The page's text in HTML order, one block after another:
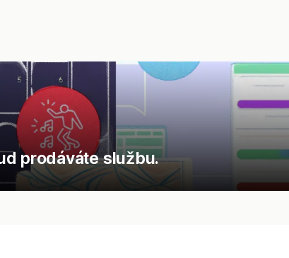
prodáváte službu.